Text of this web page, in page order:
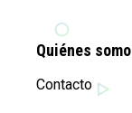
Quiénes
Contacto